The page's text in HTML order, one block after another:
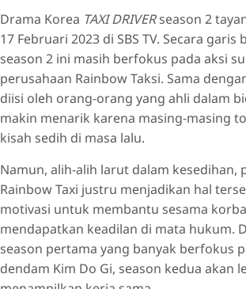
Drama Korea TAXI DRIVERseason 2
17 Februari 2023 di SBS TV. Secara garis
season 2 ini masih berfokus pada aksi
perusahaan Rainbow Taksi. Sama
diisi oleh orang-orang yang ahli dalam
makin menarik karena masing-masing
kisah sedih di masa lalu.
Namun, alih-alih larut dalam kesedihan,
Rainbow Taxi justru menjadikan hal
motivasi untuk membantu sesama
mendapatkan keadilan di mata hukum.
season pertama yang banyak berfokus
dendam Kim Do Gi, season kedua akan